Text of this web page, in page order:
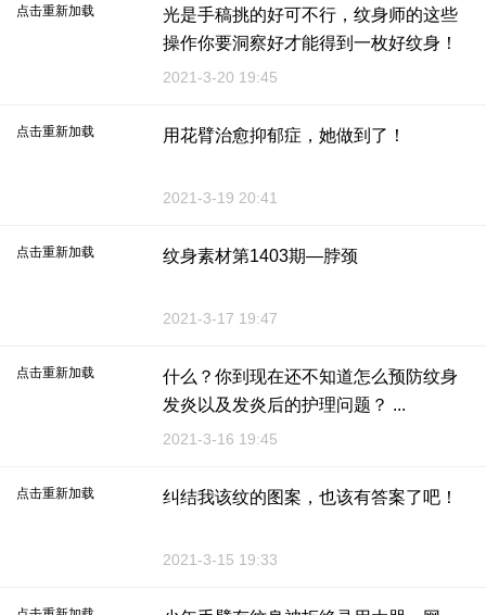
点击重新加载
光是手稿挑的好可不行，纹身师的这些
操作你要洞察好才能得到一枚好纹身！
...
2021-3-20 19:45
点击重新加载 用花臂治愈抑郁症，她做到了！
2021-3-19 20:41
点击重新加载 纹身素材第1403期—脖颈
2021-3-17 19:47
点击重新加载
什么？你到现在还不知道怎么预防纹身
发炎以及发炎后的护理问题？ ...
2021-3-16 19:45
点击重新加载 纠结我该纹的图案，也该有答案了吧！
2021-3-15 19:33